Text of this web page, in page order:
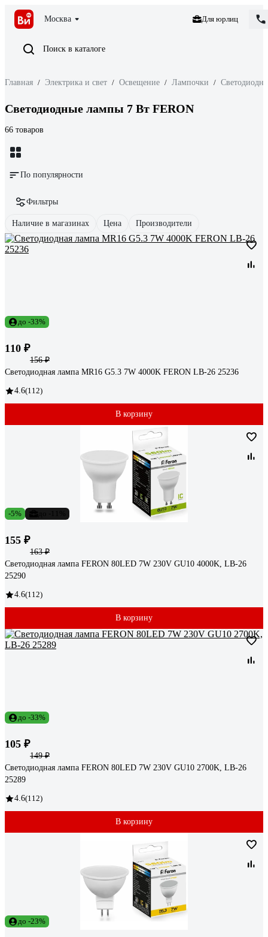
Москва Для юрлиц
Поиск в каталоге
Главная / Электрика и свет / Освещение / Лампочки /
Светодиодные лампы 7 Вт FERON
66 товаров
По популярности
Фильтры
Наличие в магазинах Цена Производители
до -33%
110 ₽
156 ₽
Светодиодная лампа MR16 G5.3 7W 4000K FERON LB-26 25236
4.6(112)
В корзину
-5%
155 ₽
163 ₽
Светодиодная лампа FERON 80LED 7W 230V GU10 4000K, LB-26
25290
4.6(112)
В корзину
до -33%
105 ₽
149 ₽
Светодиодная лампа FERON 80LED 7W 230V GU10 2700K, LB-26
25289
4.6(112)
В корзину
до -23%